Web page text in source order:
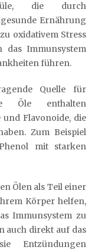
die durch
Ernährung
oxidativem Stress
das Immunsystem
führen.
Quelle für
Öle enthalten
Flavonoide, die
Zum Beispiel
mit starken
Ölen als Teil einer
Körper helfen,
Immunsystem zu
auch direkt auf das
Entzündungen